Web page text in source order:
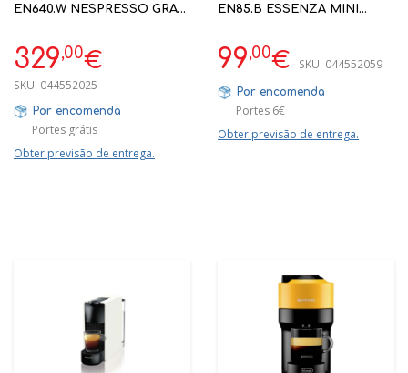
EN640.W NESPRESSO GRAN
AUTOMÁTICA
329,00€
SKU: 044552025
Por encomenda
Portes grátis
Obter previsão de entrega.
EN85.B ESSENZA MINI
99,00€ SKU: 044552059
Por encomenda
Portes 6€
Obter previsão de entrega.